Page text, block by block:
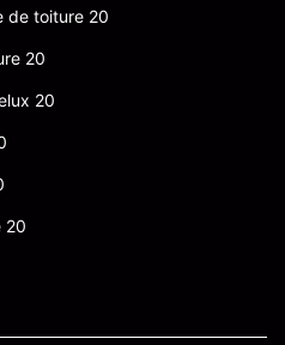
de toiture 20
20
20
20